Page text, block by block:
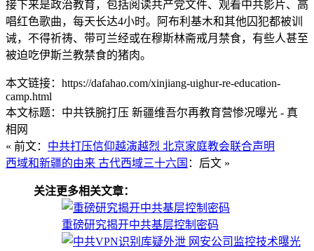
接下来是政治教育，包括阅读共产党文件、观看中共影片、高
唱红色歌曲，每天长达4小时。阿布利基木和其他囚犯都被训
诫，不得祈祷、带可兰经或在穆斯林斋戒月禁食，有些人甚至
被迫吃伊斯兰教禁食的猪肉。
本文链接：https://dafahao.com/xinjiang-uighur-re-education-
camp.html
本文标题：中共铁腕打压 新疆维吾尔再教育营惨况曝光 - 真
相网
« 前文： 中共打压信仰越演越烈 北京家庭教会联合声明
西域和新疆的由来 古代西域三十六国 ：后文 »
关注更多相关文章：
重磅研究揭开中共基层控制密码